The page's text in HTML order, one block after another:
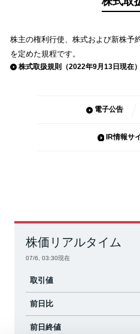
株主の権利行使、株式および新株予
を定めた規程です。
株式取扱規則（2022年9月13日現在
電子公告
IR情報サ
株価リアルタイム
07/6, 03:30現在
取引値
前日比
前日終値